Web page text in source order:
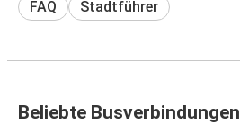
FAQ
Stadtführer
Beliebte Busverbindungen